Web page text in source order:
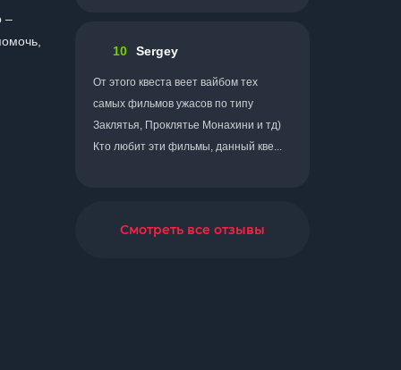
–
10 Sergey
От этого квеста веет вайбом тех
самых фильмов ужасов по типу
Заклятья, Проклятье Монахини и тд)
Кто любит эти фильмы, данный кве...
Смотреть все отзывы